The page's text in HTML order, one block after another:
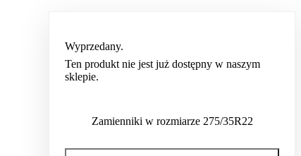
Wyprzedany.
Ten produkt nie jest już dostępny w naszym
sklepie.
Zamienniki w rozmiarze 275/35R22